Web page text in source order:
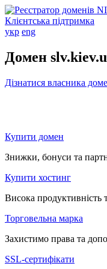
Клієнтська підтримка
укр eng
Домен
Дізнатися власника
Купити домен
Знижки, бонуси та
Купити хостинг
Висока продуктивність
Торговельна марка
Захистимо права та
SSL-сертифікати